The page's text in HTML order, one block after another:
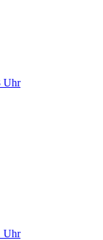
Uhr
Uhr